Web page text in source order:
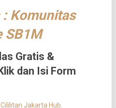
Komunitas
SB1M
Gratis &
dan Isi Form